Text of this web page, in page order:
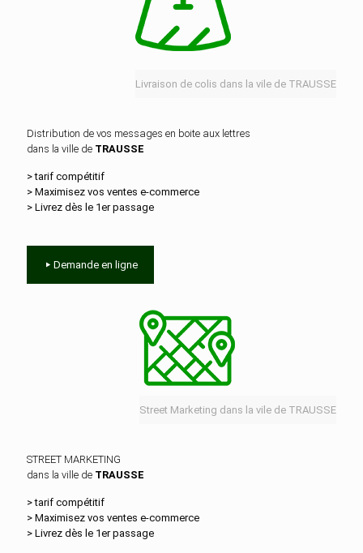
Livraison de colis dans la vile de TRAUSSE
Distribution de vos messages en boite aux lettres
dans la ville de TRAUSSE
> tarif compétitif
> Maximisez vos ventes e‑commerce
> Livrez dès le 1er passage
Demande en ligne
Street Marketing dans la vile de TRAUSSE
STREET MARKETING
dans la ville de TRAUSSE
> tarif compétitif
> Maximisez vos ventes e‑commerce
> Livrez dès le 1er passage